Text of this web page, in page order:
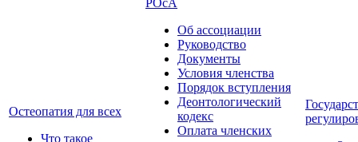
Остеопатия для всех
Что такое
РОсА
Об ассоциации
Руководство
Документы
Условия членства
Порядок вступления
Деонтологический
кодекс
Оплата членских